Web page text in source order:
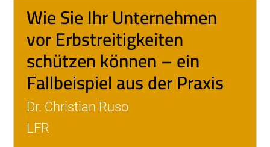
Wie Sie Ihr Unternehmen
vor Erbstreitigkeiten
schützen können – ein
Fallbeispiel aus der Praxis
Dr. Christian Ruso
LFR